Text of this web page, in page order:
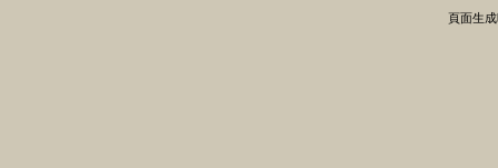
頁面生